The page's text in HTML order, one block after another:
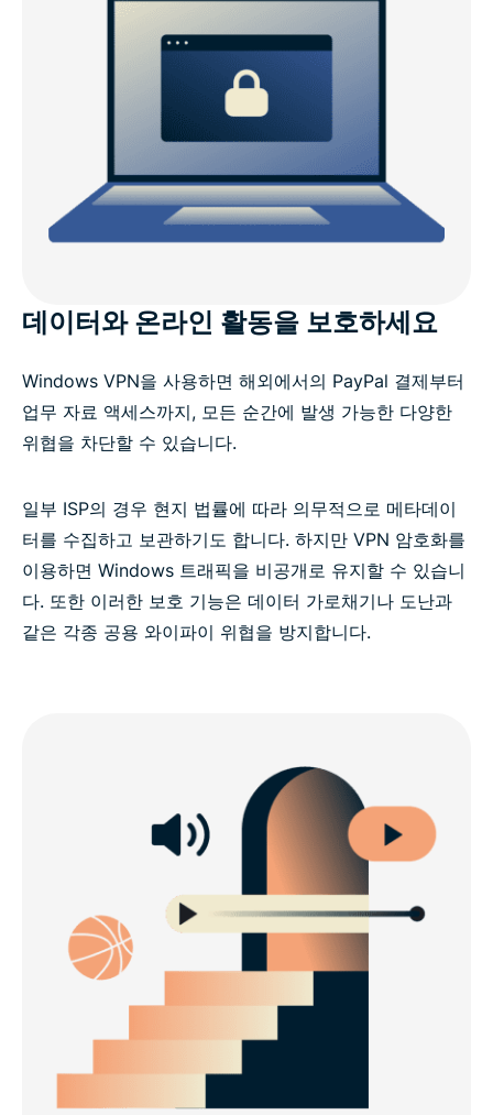
ExpressVPN의 Windows 호환성
ExpressVPN vs 무료 VPN
왜 Windows 기기에서 VPN을 사용해야 하나요?
Windows용 ExpressVPN의 고급 기능
위험 부담 없이 ExpressVPN을 사용해 보세요
데이터와 온라인 활동을 보호하세요
Windows VPN을 사용하면 해외에서의 PayPal 결제부터
업무 자료 액세스까지, 모든 순간에 발생 가능한 다양한
위협을 차단할 수 있습니다.
일부 ISP의 경우 현지 법률에 따라 의무적으로 메타데이
터를 수집하고 보관하기도 합니다. 하지만 VPN 암호화를
이용하면 Windows 트래픽을 비공개로 유지할 수 있습니
다. 또한 이러한 보호 기능은 데이터 가로채기나 도난과
같은 각종 공용 와이파이 위협을 방지합니다.